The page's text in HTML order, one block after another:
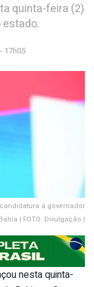
quinta-feira (2)
17h05
a governador
| FOTO: Divulgação |
nesta quinta-